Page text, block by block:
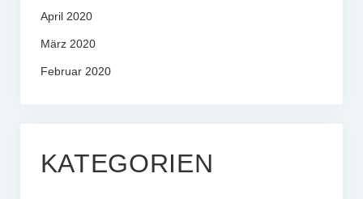
April 2020
März 2020
Februar 2020
KATEGORIEN